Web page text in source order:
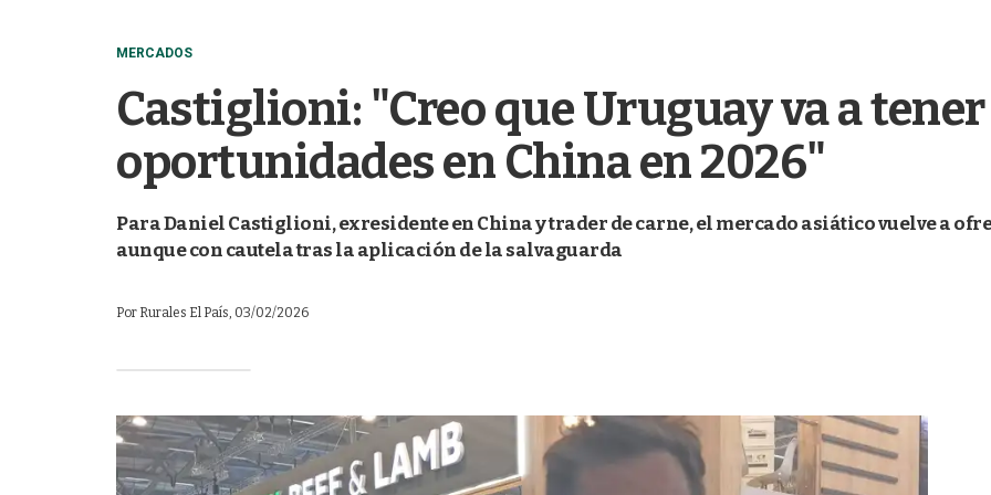
MERCADOS
Castiglioni: "Creo que Uruguay va a
oportunidades en China en 2026"
Para Daniel Castiglioni, exresidente en China y trader de carne, el mercado asiático vuelve a
aunque con cautela tras la aplicación de la salvaguarda
Por Rurales El País, 03/02/2026